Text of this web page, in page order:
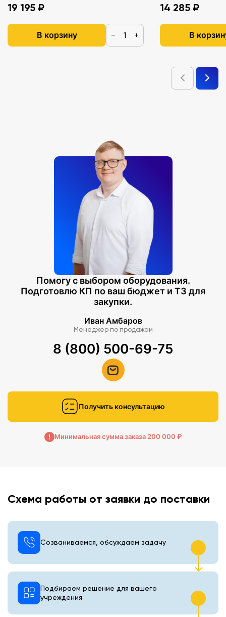
19 195 ₽
В корзину − +
14 285 ₽
В
Помогу с выбором оборудования.
Подготовлю КП по ваш бюджет и ТЗ для
закупки.
Иван Амбаров
Менеджер по продажам
8 (800) 500-69-75
Получить консультацию
Минимальная сумма заказа 200 000 ₽
Схема работы от заявки до поставки
Созваниваемся, обсуждаем задачу
Подбираем решение для вашего
учреждения